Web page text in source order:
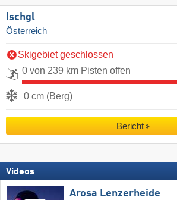
Ischgl
Österreich
Skigebiet geschlossen
0 von 239 km Pisten offen
0 cm (Berg)
Bericht
Videos
Arosa Lenzerheide